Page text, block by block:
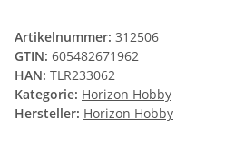
Artikelnummer: 312506
GTIN: 605482671962
HAN: TLR233062
Kategorie: Horizon Hobby
Hersteller: Horizon Hobby